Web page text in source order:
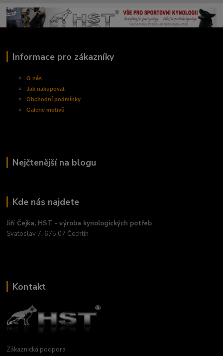
Informace pro zákazníky
O nás
Jak nakupovat
Obchodnípodmínky
Galerie motivů
Nejčtenější na blogu
Kde nás najdete
Jiří Čejka, HST - výroba kynologických potřeb
Svatoslav 7, 675 07 Čechtín
Kontakt
Zákaznická podpora